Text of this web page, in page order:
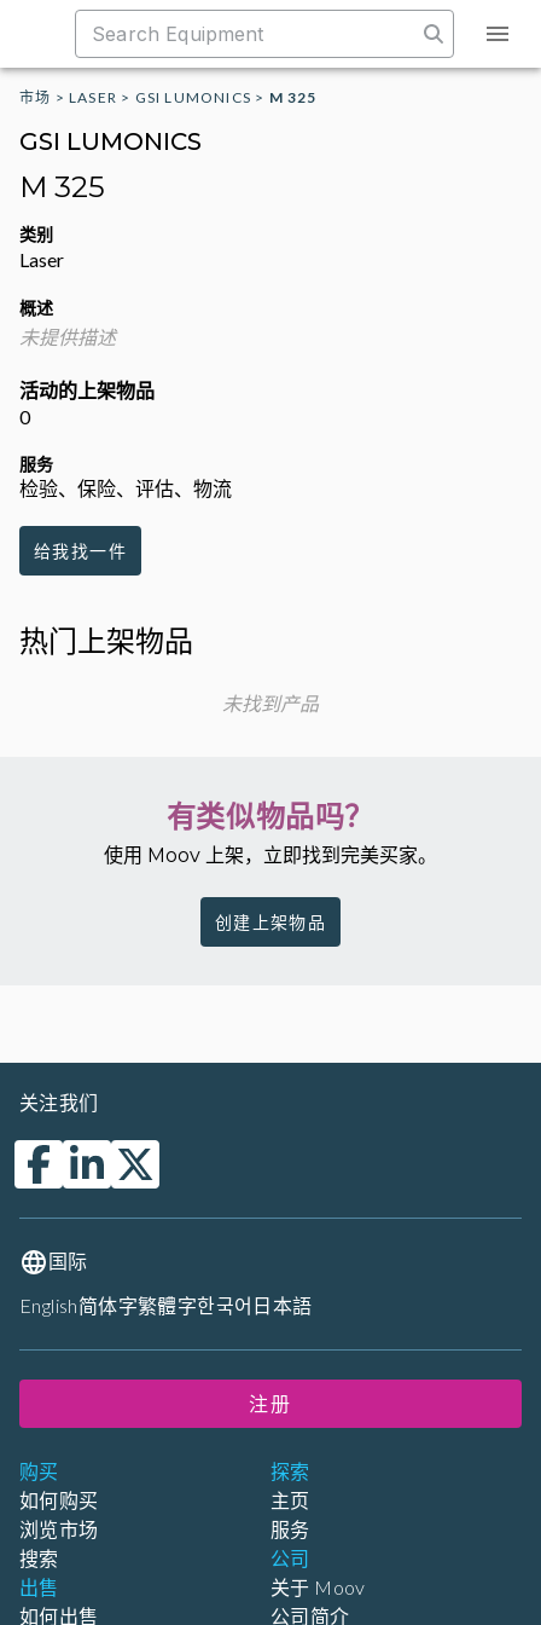
市场 >LASER > GSI LUMONICS > M 325
GSI LUMONICS
M 325
类别
Laser
概述
未提供描述
活动的上架物品
0
服务
检验、保险、评估、物流
给我找一件
热门上架物品
未找到产品
有类似物品吗？
使用 Moov 上架，立即找到完美买家。
创建上架物品
购买
如何购买
浏览市场
搜索
出售
如何出售
探索
主页
服务
公司
关于 Moov
公司简介
关注我们
国际
English简体字繁體字한국어 日本語
注册